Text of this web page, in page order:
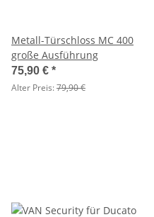
Metall-Türschloss MC 400
große Ausführung
75,90 € *
Alter Preis:79,90 €